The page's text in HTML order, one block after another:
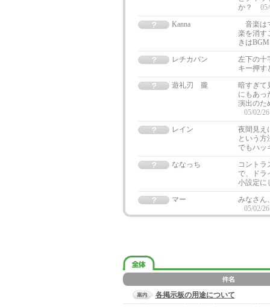
か？
Kanna
音楽は
楽を消す
きは
レチカバン
左下の十
キー押す
遊礼刃 朧
暗すぎて
にもあっ
演出のた
05/02/
レイン
夜間見え
という方
でもハッ
ななっち
コントラ
で、ドラ
小設定に
マー
みなさん
05/02/
各掲示板の用途について